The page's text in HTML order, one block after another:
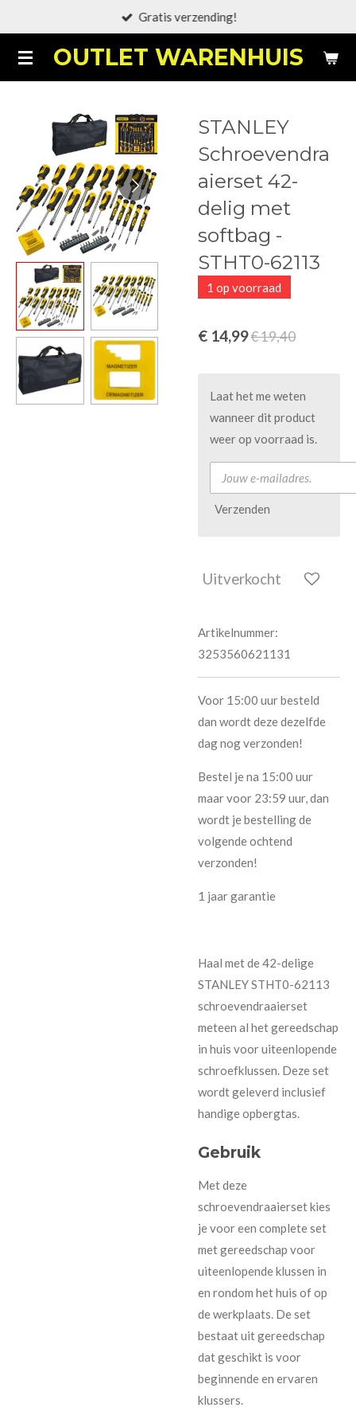
naar
de
OUTLET WARENHUIS
Gratis verzending!
STANLEY
Schroevendra
aierset 42-
delig met
softbag -
STHT0-62113
1 op voorraad
€ 14,99€ 19,40
Laat het me weten
wanneer dit product
weer op voorraad is.
Verzenden
Uitverkocht
Artikelnummer:
3253560621131
Voor 15:00 uur besteld
dan wordt deze dezelfde
dag nog verzonden!
Bestel je na 15:00 uur
maar voor 23:59 uur, dan
wordt je bestelling de
volgende ochtend
verzonden!
1 jaar garantie
Haal met de 42-delige
STANLEY STHT0-62113
schroevendraaierset
meteen al het gereedschap
in huis voor uiteenlopende
schroefklussen. Deze set
wordt geleverd inclusief
handige opbergtas.
Gebruik
Met deze
schroevendraaierset kies
je voor een complete set
met gereedschap voor
uiteenlopende klussen in
en rondom het huis of op
de werkplaats. De set
bestaat uit gereedschap
dat geschikt is voor
beginnende en ervaren
klussers.